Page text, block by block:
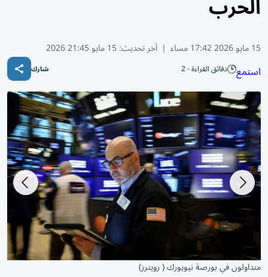
15 مايو 2026 17:42 مساء | آخر تحديث:15 مايو 21:45 2026
استمع دقائق القراءة - 2 شارك
متداولون في بورصة نيويورك ( أ.ف.ب)